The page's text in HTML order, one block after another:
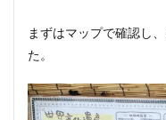
まずはマップで確認し
た。